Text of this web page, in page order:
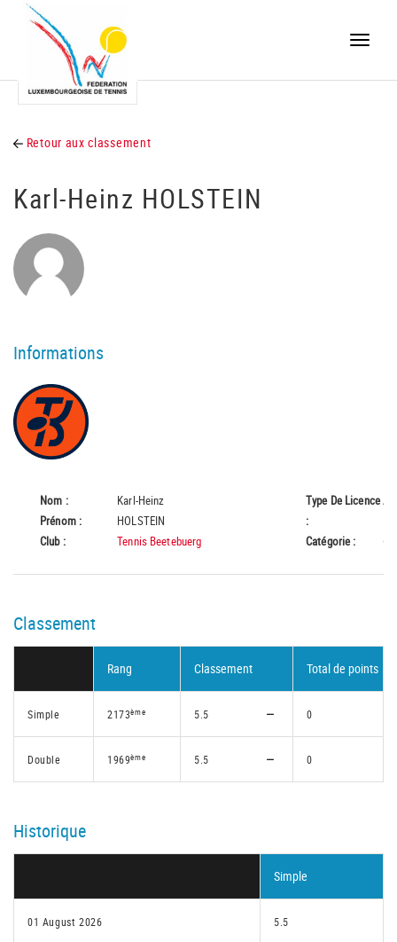
Toggle
Retour aux classement
Karl-Heinz HOLSTEIN
Informations
Nom :
Karl-Heinz
Prénom :
HOLSTEIN
Club :
Tennis Beetebuerg
Type De Licence
:
A
Catégorie :
Classement
Rang Classement Total de points
Simple 2173ème 5.5 0
Double 1969ème 5.5 0
Historique
Simple
01 August 2026 5.5